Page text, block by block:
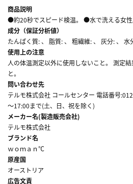
商品説明
●約20秒でスピード検温。 ●水で洗える女性
成分（保証分析値）
たんぱく質: 、 脂質: 、 粗繊維: 、 灰分: 、 水
使用上の注意
人の体温測定以外に使用しないこと。 測定
と。
問い合わせ先
テルモ株式会社 コールセンター 電話番号
～17:00まで(土、日、祝を除く)
メーカー名(製造販売会社)
テルモ株式会社
ブランド名
ｗｏｍａｎ℃
原産国
オーストリア
広告文責